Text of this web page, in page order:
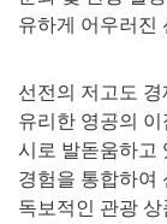
유하게 어우러진
선전의 저고도
유리한 영공의
시로 발돋움하고
경험을 통합하여
독보적인 관광